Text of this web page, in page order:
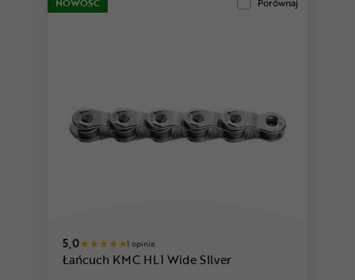
5,0 1 opinia
Łańcuch KMC HL1 Wide SIlver